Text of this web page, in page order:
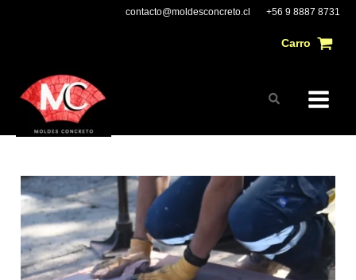
contacto@moldesconcreto.cl +56 9 8887 8731
Carro
Buscar
Main
Menu